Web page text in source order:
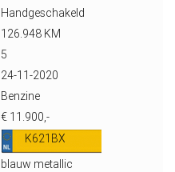
Handgeschakeld
126.948 KM
5
24-11-2020
Benzine
€ 11.900,-
K621BX
blauw metallic